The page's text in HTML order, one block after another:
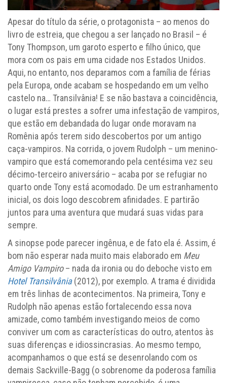
Apesar do título da série, o protagonista – ao menos do
livro de estreia, que chegou a ser lançado no Brasil – é
Tony Thompson, um garoto esperto e filho único, que
mora com os pais em uma cidade nos Estados Unidos.
Aqui, no entanto, nos deparamos com a família de férias
pela Europa, onde acabam se hospedando em um velho
castelo na… Transilvânia! E se não bastava a coincidência,
o lugar está prestes a sofrer uma infestação de vampiros,
que estão em debandada do lugar onde moravam na
Romênia após terem sido descobertos por um antigo
caça-vampiros. Na corrida, o jovem Rudolph – um menino-
vampiro que está comemorando pela centésima vez seu
décimo-terceiro aniversário – acaba por se refugiar no
quarto onde Tony está acomodado. De um estranhamento
inicial, os dois logo descobrem afinidades. E partirão
juntos para uma aventura que mudará suas vidas para
sempre.
A sinopse pode parecer ingênua, e de fato ela é. Assim, é
bom não esperar nada muito mais elaborado em Meu
Amigo Vampiro– nada da ironia ou do deboche visto em
Hotel Transilvânia(2012), por exemplo. A trama é dividida
em três linhas de acontecimentos. Na primeira, Tony e
Rudolph não apenas estão fortalecendo essa nova
amizade, como também investigando meios de como
conviver um com as características do outro, atentos às
suas diferenças e idiossincrasias. Ao mesmo tempo,
acompanhamos o que está se desenrolando com os
demais Sackville-Bagg (o sobrenome da poderosa família